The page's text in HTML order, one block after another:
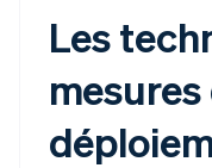
Les